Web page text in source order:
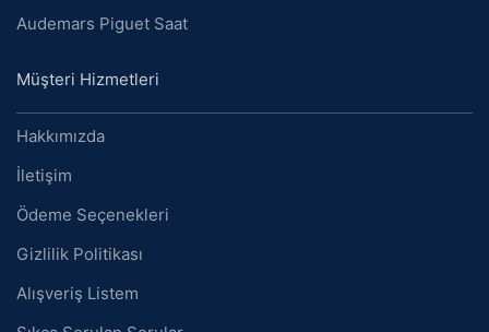
Audemars Piguet Saat
Müşteri Hizmetleri
Hakkımızda
İletişim
Ödeme Seçenekleri
Gizlilik Politikası
Alışveriş Listem